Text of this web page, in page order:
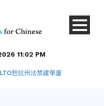
11:02 PM
想抗州法禁建華廈